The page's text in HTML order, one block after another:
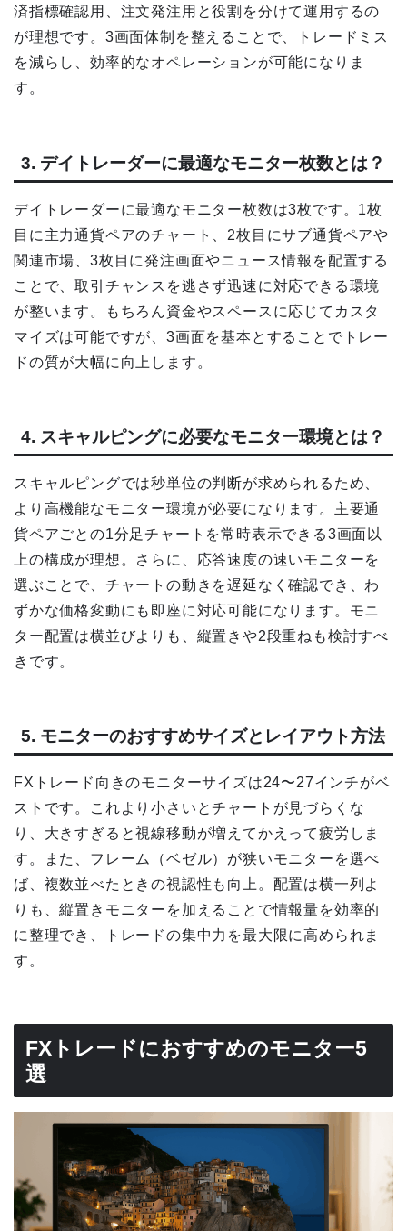
済指標確認用、注文発注用と役割を分けて運用するの
が理想です。3画面体制を整えることで、トレードミス
を減らし、効率的なオペレーションが可能になりま
す。
3. デイトレーダーに最適なモニター枚数とは？
デイトレーダーに最適なモニター枚数は3枚です。1枚
目に主力通貨ペアのチャート、2枚目にサブ通貨ペアや
関連市場、3枚目に発注画面やニュース情報を配置する
ことで、取引チャンスを逃さず迅速に対応できる環境
が整います。もちろん資金やスペースに応じてカスタ
マイズは可能ですが、3画面を基本とすることでトレー
ドの質が大幅に向上します。
4. スキャルピングに必要なモニター環境とは？
スキャルピングでは秒単位の判断が求められるため、
より高機能なモニター環境が必要になります。主要通
貨ペアごとの1分足チャートを常時表示できる3画面以
上の構成が理想。さらに、応答速度の速いモニターを
選ぶことで、チャートの動きを遅延なく確認でき、わ
ずかな価格変動にも即座に対応可能になります。モニ
ター配置は横並びよりも、縦置きや2段重ねも検討すべ
きです。
5. モニターのおすすめサイズとレイアウト方法
FXトレード向きのモニターサイズは24〜27インチがベ
ストです。これより小さいとチャートが見づらくな
り、大きすぎると視線移動が増えてかえって疲労しま
す。また、フレーム（ベゼル）が狭いモニターを選べ
ば、複数並べたときの視認性も向上。配置は横一列よ
りも、縦置きモニターを加えることで情報量を効率的
に整理でき、トレードの集中力を最大限に高められま
す。
FXトレードにおすすめのモニター5
選